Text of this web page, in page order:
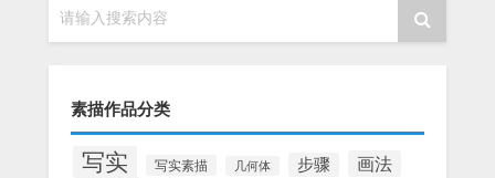
请输入搜索内容
素描作品分类
写实 写实素描 几何体 步骤 画法